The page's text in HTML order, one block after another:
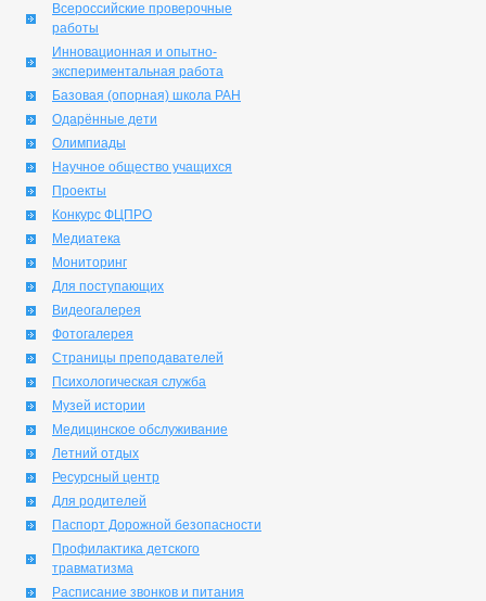
Всероссийские проверочные
работы
Инновационная и опытно-
экспериментальная работа
Базовая (опорная) школа РАН
Одарённые дети
Олимпиады
Научное общество учащихся
Проекты
Конкурс ФЦПРО
Медиатека
Мониторинг
Для поступающих
Видеогалерея
Фотогалерея
Страницы преподавателей
Психологическая служба
Музей истории
Медицинское обслуживание
Летний отдых
Ресурсный центр
Для родителей
Паспорт Дорожной безопасности
Профилактика детского
травматизма
Расписание звонков и питания